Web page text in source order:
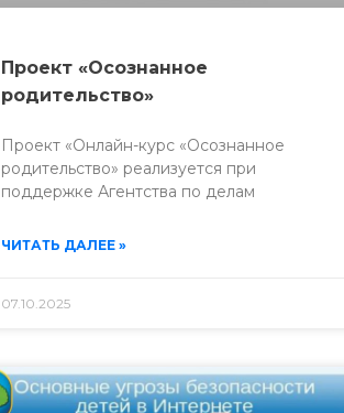
Проект «Осознанное
родительство»
Проект «Онлайн-курс «Осознанное
родительство» реализуется при
поддержке Агентства по делам
ЧИТАТЬ ДАЛЕЕ »
07.10.2025